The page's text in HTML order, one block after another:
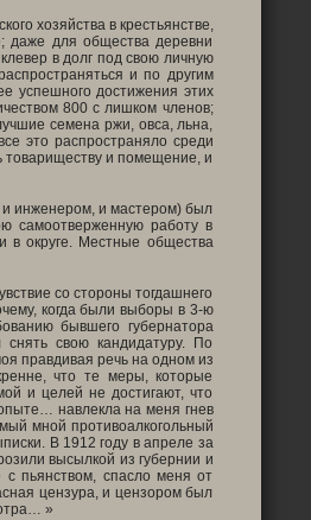
хозяйства в крестьянстве,
даже для общества деревни
в долг под свою личную
и по другим
успешного достижения этих
800 с лишком членов;
семена ржи, овса, льна,
это распространяло среди
товариществу и помещение, и
и инженером, и мастером) был
самоотверженную работу в
в округе. Местные общества
со стороны тогдашнего
когда были выборы в 3-ю
бывшего губернатора
свою кандидатуру. По
правдивая речь на одном из
что те меры, которые
и целей не достигают, что
навлекла на меня гнев
мной противоалкогольный
В 1912 году в апреле за
высылкой из губернии и
с пьянством, спасло меня от
цензура, и цензором был
»